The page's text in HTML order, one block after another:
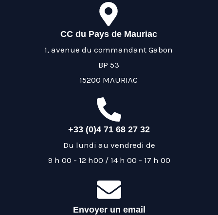
CC du Pays de Mauriac
1, avenue du commandant Gabon
BP 53
15200 MAURIAC
+33 (0)4 71 68 27 32
Du lundi au vendredi de
9 h 00 - 12 h00 / 14 h 00 - 17 h 00
Envoyer un email